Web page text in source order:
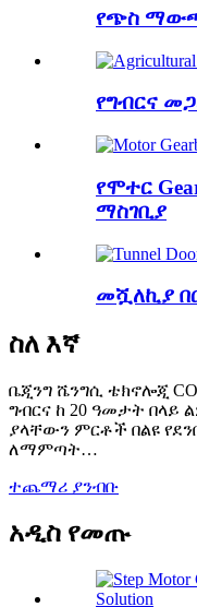
የጭስ
የግብርና
የሞተር
ማስገቢያ
መሿለኪያ
ስለ እኛ
ቤጂንግ ሼንግሲ ቴክኖሎጂ
ግብርና ከ 20 ዓመታት
ያላቸውን ምርቶች በልዩ
ለማምጣት…
ተጨማሪ ያንብቡ
አዲስ የመጡ